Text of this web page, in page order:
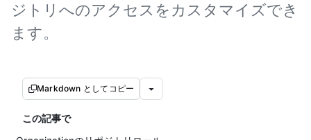
ジトリへのアクセスをカスタマイズでき
ます。
Markdown としてコピー
この記事で